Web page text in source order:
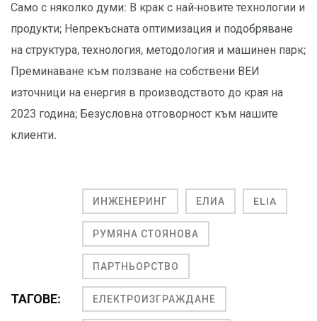
Само с няколко думи: В крак с най-новите технологии и
продукти; Непрекъсната оптимизация и подобряване
на структура, технология, методология и машинен парк;
Преминаване към ползване на собствени ВЕИ
източници на енергия в производството до края на
2023 година; Безусловна отговорност към нашите
клиенти.
ТАГОВЕ:
ИНЖЕНЕРИНГ ЕЛИА ELIA
РУМЯНА СТОЯНОВА
ПАРТНЬОРСТВО
ЕЛЕКТРОИЗГРАЖДАНЕ